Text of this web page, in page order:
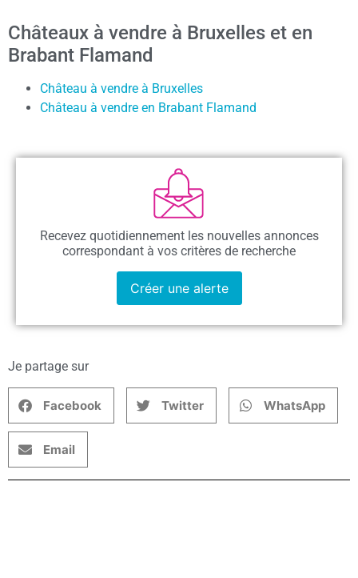
Châteaux à vendre à Bruxelles et en
Brabant Flamand
Château à vendre à Bruxelles
Château à vendre en Brabant Flamand
Recevez quotidiennement les nouvelles annonces
correspondant à vos critères de recherche
Créer une alerte
Je partage sur
Facebook Twitter WhatsApp
Email